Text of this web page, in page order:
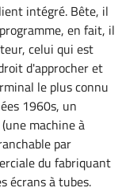
intégré. Bête, il
en fait, il
celui qui est
d'approcher et
le plus connu
1960s, un
machine à
par
du fabriquant
écrans à tubes.